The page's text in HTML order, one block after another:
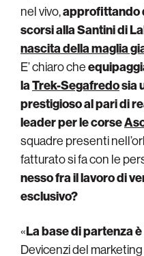
nel vivo,approfittando
scorsi alla Santini di
nascita della maglia
E’ chiaro che
laTrek-Segafredosia
prestigioso al pari di
leader per le corse
squadre presenti
fatturato si fa con le
nesso fra il lavoro di
esclusivo?
«La base di partenza
Devicenzi del